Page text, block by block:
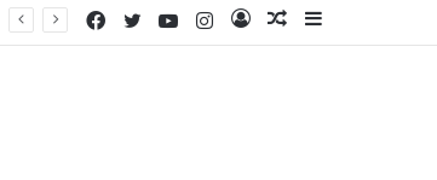
Sidebar
Random
Log
Instagram
YouTube
Twitter
Facebook